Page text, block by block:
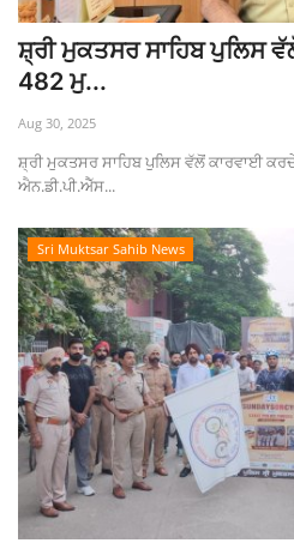
ਸ਼੍ਰੀ ਮੁਕਤਸਰ ਸਾਹਿਬ ਪੁਲਿਸ
482 ਮੁ...
Aug 30, 2025
ਸ਼੍ਰੀ ਮੁਕਤਸਰ ਸਾਹਿਬ ਪੁਲਿਸ ਵੱਲੋਂ ਕਾਰਵਾਈ
ਐਨ.ਡੀ.ਪੀ.ਐੱਸ...
Sri Muktsar Sahib News